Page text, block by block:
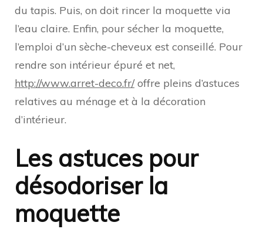
du tapis. Puis, on doit rincer la moquette via
l’eau claire. Enfin, pour sécher la moquette,
l’emploi d’un sèche-cheveux est conseillé. Pour
rendre son intérieur épuré et net,
http://www.arret-deco.fr/offre pleins d’astuces
relatives au ménage et à la décoration
d’intérieur.
Les astuces pour
désodoriser la
moquette